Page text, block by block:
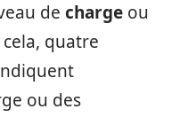
de charge ou
quatre
ou des